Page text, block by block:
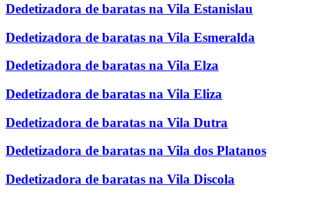
Dedetizadora de baratas na Vila Estanislau
Dedetizadora de baratas na Vila Esmeralda
Dedetizadora de baratas na Vila Elza
Dedetizadora de baratas na Vila Eliza
Dedetizadora de baratas na Vila Dutra
Dedetizadora de baratas na Vila dos Platanos
Dedetizadora de baratas na Vila Discola